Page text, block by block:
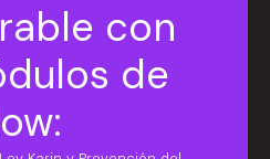
con
de